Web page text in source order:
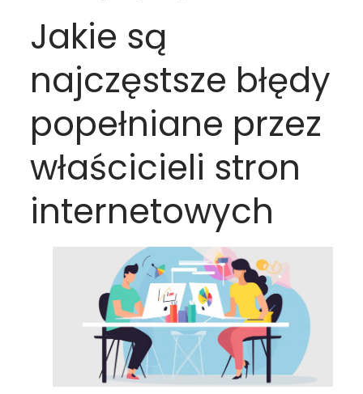
Jakie są
najczęstsze błędy
popełniane przez
właścicieli stron
internetowych